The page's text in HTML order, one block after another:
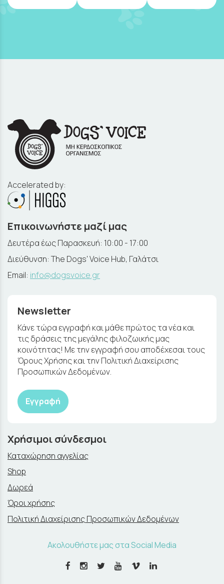
Accelerated by:
Επικοινωνήστε μαζί μας
Δευτέρα έως Παρασκευή: 10:00 - 17:00
Διεύθυνση: The Dogs' Voice Hub, Γαλάτσι
Email: info@dogsvoice.gr
Newsletter
Κάνε τώρα εγγραφή και μάθε πρώτος τα νέα και
τις δράσεις της μεγάλης φιλοζωικής μας
κοινότητας! Με την εγγραφή σου αποδέχεσαι τους
Όρους Χρήσης και την Πολιτική Διαχείρισης
Προσωπικών Δεδομένων.
Εγγραφή
Χρήσιμοι σύνδεσμοι
Καταχώρηση αγγελίας
Shop
Δωρεά
Όροι χρήσης
Πολιτική Διαχείρισης Προσωπικών Δεδομένων
Ακολουθήστε μας στα Social Media